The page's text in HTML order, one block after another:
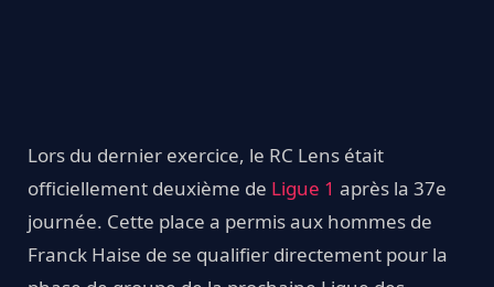
Lors du dernier exercice, le RC Lens était
officiellement deuxième de Ligue 1 après la 37e
journée. Cette place a permis aux hommes de
Franck Haise de se qualifier directement pour la